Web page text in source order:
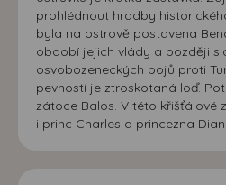
prohlédnout hradby
byla na ostrově postavena
období jejich vlády a později
osvobozeneckých bojů proti
pevností je ztroskotaná loď.
zátoce Balos. V této křišťálové
i princ Charles a princezna